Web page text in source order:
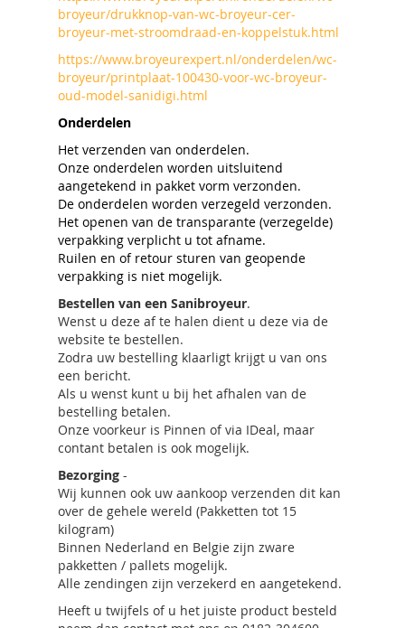
broyeur/drukknop-van-wc-broyeur-cer-
broyeur-met-stroomdraad-en-koppelstuk.html
https://www.broyeurexpert.nl/onderdelen/wc-
broyeur/printplaat-100430-voor-wc-broyeur-
oud-model-sanidigi.html
Onderdelen
Het verzenden van onderdelen.
Onze onderdelen worden uitsluitend
aangetekend in pakket vorm verzonden.
De onderdelen worden verzegeld verzonden.
Het openen van de transparante (verzegelde)
verpakking verplicht u tot afname.
Ruilen en of retour sturen van geopende
verpakking is niet mogelijk.
Bestellen van een Sanibroyeur.
Wenst u deze af te halen dient u deze via de
website te bestellen.
Zodra uw bestelling klaarligt krijgt u van ons
een bericht.
Als u wenst kunt u bij het afhalen van de
bestelling betalen.
Onze voorkeur is Pinnen of via IDeal, maar
contant betalen is ook mogelijk.
Bezorging -
Wij kunnen ook uw aankoop verzenden dit kan
over de gehele wereld (Pakketten tot 15
kilogram)
Binnen Nederland en Belgie zijn zware
pakketten / pallets mogelijk.
Alle zendingen zijn verzekerd en aangetekend.
Heeft u twijfels of u het juiste product besteld